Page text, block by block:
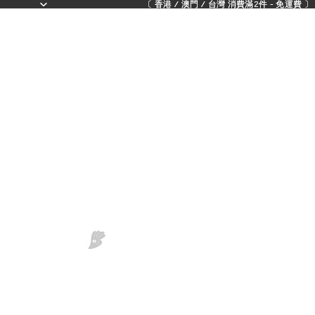
〔 香港 / 澳門 / 台灣 消費滿2件 - 免運費
〔 香港 / 澳門 / 台灣 消費滿2件 - 免運費